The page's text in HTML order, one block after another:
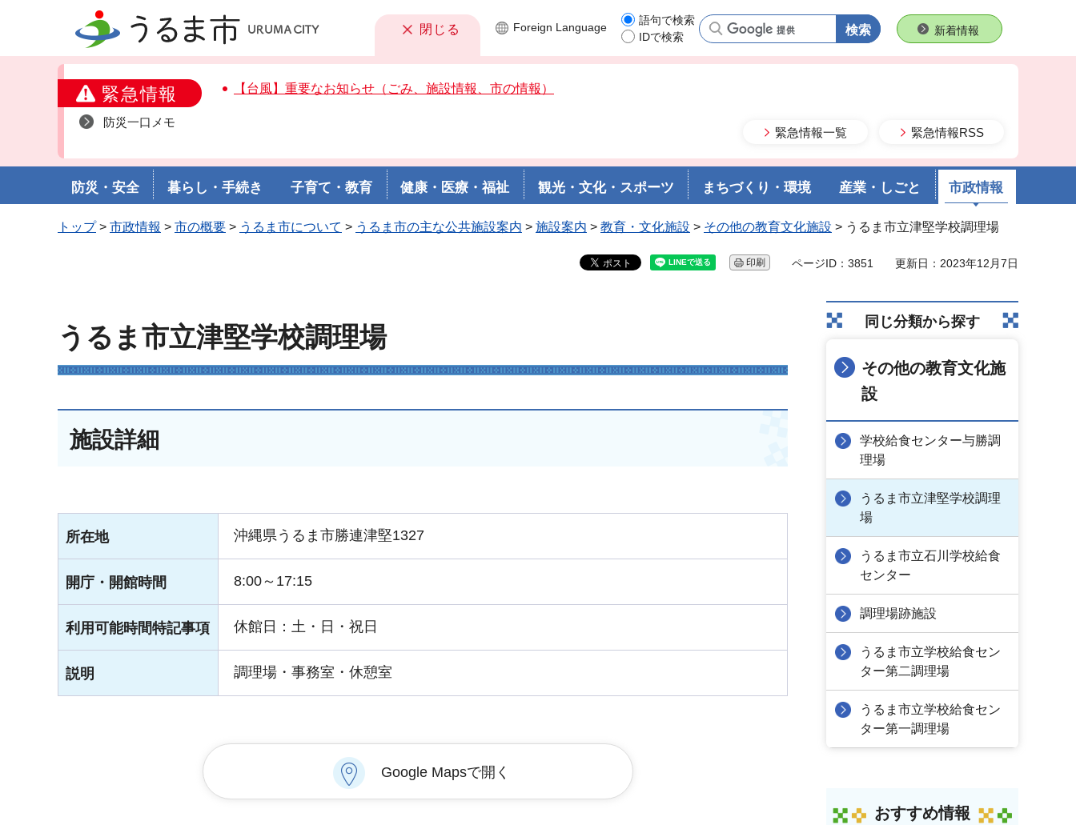
うるま市 閉じる
緊急情報
防災一口メモ
【台風】重要なお知らせ（ごみ、施設情報、市の情報）
緊急情報一覧 緊急情報RSS
Foreign Language
語句で検索
IDで検索
語句で検索新着情報
防災・安全 暮らし・手続き 子育て・教育 健康・医療・福祉 観光・文化・スポーツ まちづくり・環境 産業・しごと 市政情報
トップ> 市政情報 > 市の概要 > うるま市について > うるま市の主な公共施設案内 > 施設案内 > 教育・文化施設 > その他の教育文化施設 > うるま市立津堅学校調理場
印刷 ページID：3851 更新日：2023年12月7日
うるま市立津堅学校調理場
施設詳細
所在地 沖縄県うるま市勝連津堅1327
開庁・開館時間 8:00～17:15
利用可能時間特記事項 休館日：土・日・祝日
説明 調理場・事務室・休憩室
Google Mapsで開く
同じ分類から探す
その他の教育文化施
設
学校給食センター与勝調
理場
うるま市立津堅学校調理
場
うるま市立石川学校給食
センター
調理場跡施設
うるま市立学校給食セン
ター第二調理場
うるま市立学校給食セン
ター第一調理場
おすすめ情報